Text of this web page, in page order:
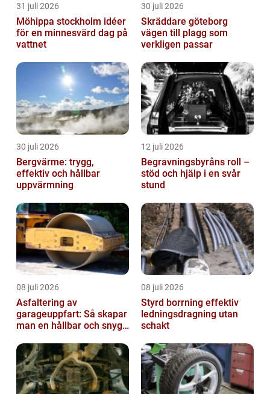
31 juli 2026
Möhippa stockholm idéer
för en minnesvärd dag på
vattnet
30 juli 2026
Skräddare göteborg
vägen till plagg som
verkligen passar
30 juli 2026
Bergvärme: trygg,
effektiv och hållbar
uppvärmning
12 juli 2026
Begravningsbyråns roll –
stöd och hjälp i en svår
stund
08 juli 2026
Asfaltering av
garageuppfart: Så skapar
man en hållbar och snygg
08 juli 2026
Styrd borrning effektiv
ledningsdragning utan
schakt